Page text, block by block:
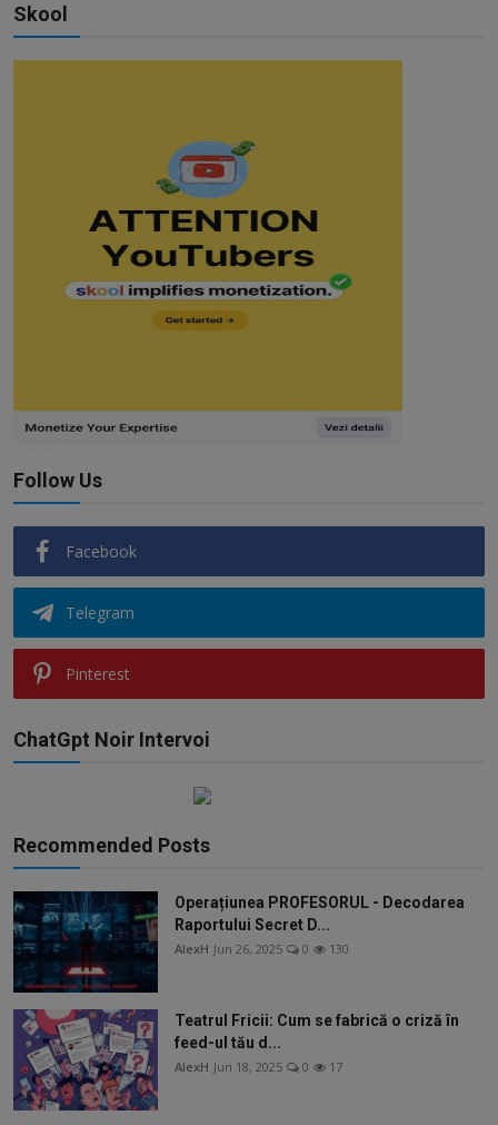
Skool
Follow Us
Facebook
Telegram
Pinterest
ChatGpt Noir Intervoi
Recommended Posts
Operațiunea PROFESORUL - Decodarea
Raportului Secret D...
AlexH Jun 26, 2025 0 130
Teatrul Fricii: Cum se fabrică o criză în
feed-ul tău d...
AlexH Jun 18, 2025 0 17